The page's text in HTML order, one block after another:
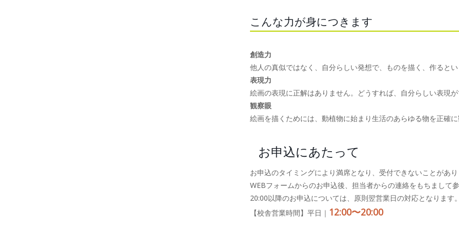
こんな力が身につきます
創造力
他人の真似ではなく、自分らしい発想で、ものを描く、作ると
表現力
絵画の表現に正解はありません。どうすれば、自分らしい表現
観察眼
絵画を描くためには、動植物に始まり生活のあらゆる物を正確
お申込にあたって
お申込のタイミングにより満席となり、受付できないことがあ
WEBフォームからのお申込後、担当者からの連絡をもちまして参
20:00以降のお申込については、原則翌営業日の対応となります。
【校舎営業時間】平日｜ 12:00〜20:00